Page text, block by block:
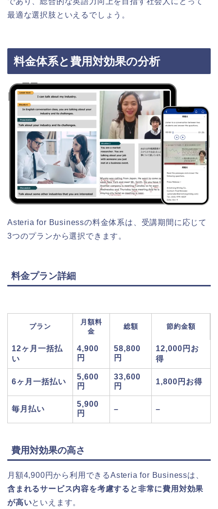
最適な選択肢といえるでしょう。
料金体系と費用対効果の分析
Asteria for Businessの料金体系は、受講期間に応じて
3つのプランから選択できます。
料金プラン詳細
プラン
月額料
金
総額 節約金額
12ヶ月一括払
い
4,900
円
58,800
円
12,000円お
得
6ヶ月一括払い
5,600
円
33,600
円
1,800円お得
毎月払い
5,900
円
– –
費用対効果の高さ
月額4,900円から利用できるAsteria for Businessは、
含まれるサービス内容を考慮すると非常に費用対効果
が高いといえます。